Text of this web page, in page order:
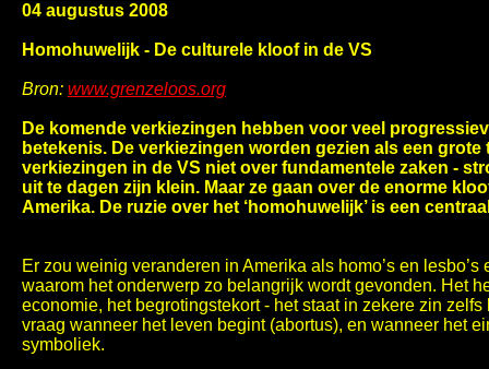
04 augustus 2008
Homohuwelijk - De culturele kloof in de VS
Bron: www.grenzeloos.org
De komende verkiezingen hebben voor veel
betekenis. De verkiezingen worden gezien als een
verkiezingen in de VS niet over fundamentele zaken -
uit te dagen zijn klein. Maar ze gaan over de enorme
Amerika. De ruzie over het ‘homohuwelijk’ is een
Er zou weinig veranderen in Amerika als homo’s en
waarom het onderwerp zo belangrijk wordt gevonden. Het
economie, het begrotingstekort - het staat in zekere zin
vraag wanneer het leven begint (abortus), en wanneer het
symboliek.